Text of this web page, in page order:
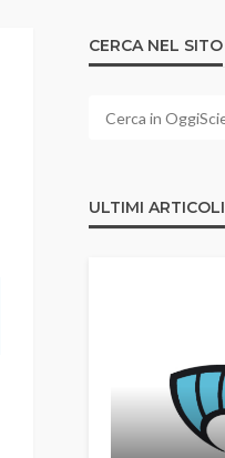
CERCA NEL SITO
ULTIMI ARTICOLI